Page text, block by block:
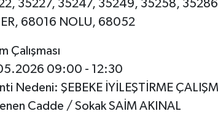
35227, 35247, 35249, 35258, 35286,
68016 NOLU, 68052
Çalışması
09:00 - 12:30
Nedeni: ŞEBEKE İYİLEŞTİRME
Cadde / Sokak SAİM AKINAL